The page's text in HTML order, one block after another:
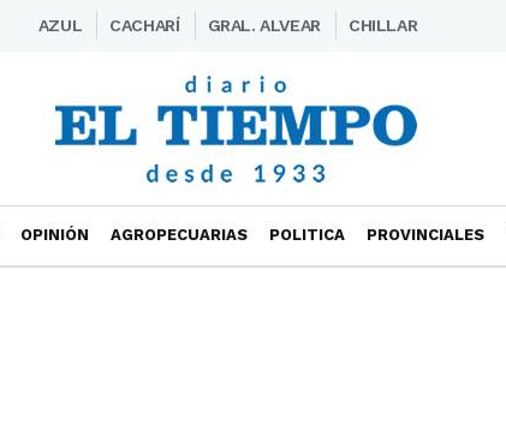
AZUL CACHARÍ GRAL. ALVEAR CHILLAR
OPINIÓN AGROPECUARIAS POLITICA PROVINCIALES